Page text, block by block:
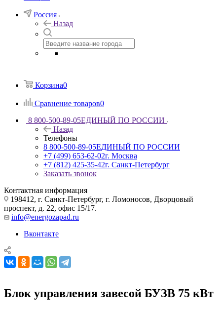
Россия
Назад
Корзина0
Сравнение товаров0
8 800-500-89-05ЕДИНЫЙ ПО РОССИИ
Назад
Телефоны
8 800-500-89-05ЕДИНЫЙ ПО РОССИИ
+7 (499) 653-62-02г. Москва
+7 (812) 425-35-42г. Санкт-Петербург
Заказать звонок
Контактная информация
198412, г. Санкт-Петербург, г. Ломоносов, Дворцовый
проспект, д. 22, офис 15/17.
info@energozapad.ru
Вконтакте
Блок управления завесой БУЗВ 75 кВт